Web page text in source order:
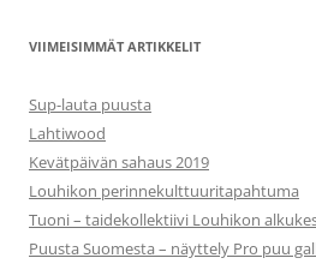
VIIMEISIMMÄT ARTIKKELIT
Sup-lauta puusta
Lahtiwood
Kevätpäivän sahaus 2019
Louhikon perinnekulttuuritapahtuma
Tuoni – taidekollektiivi Louhikon
Puusta Suomesta – näyttely Pro puu